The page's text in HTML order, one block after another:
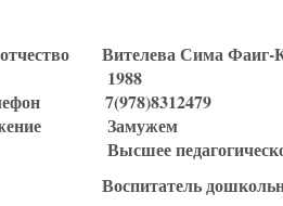
Вителева Сима
1988
7(978)8312479
Замужем
Высшее
Воспитатель